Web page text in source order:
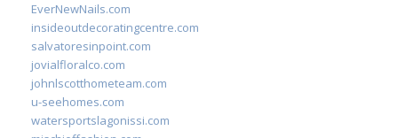
EverNewNails.com
insideoutdecoratingcentre.com
salvatoresinpoint.com
jovialfloralco.com
johnlscotthometeam.com
u-seehomes.com
watersportslagonissi.com